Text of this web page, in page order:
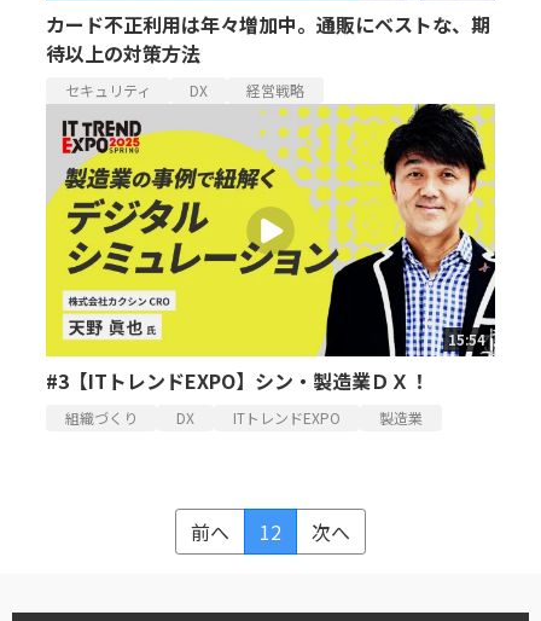
カード不正利用は年々増加中。通販にベストな、期
待以上の対策方法
セキュリティ DX 経営戦略
15:54
#3【ITトレンドEXPO】シン・製造業ＤＸ！
組織づくり DX ITトレンドEXPO 製造業
前へ 12 次へ